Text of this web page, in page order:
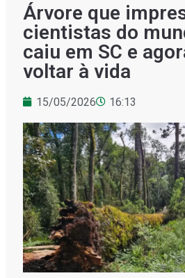
Árvore que
cientistas do
caiu em SC e
voltar à vida
15/05/2026 16:13